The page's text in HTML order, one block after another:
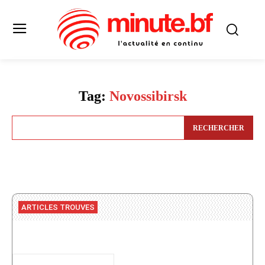
Tag: Novossibirsk
RECHERCHER
ARTICLES TROUVES